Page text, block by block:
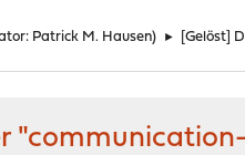
Patrick M. Hausen) ► [Gelöst]